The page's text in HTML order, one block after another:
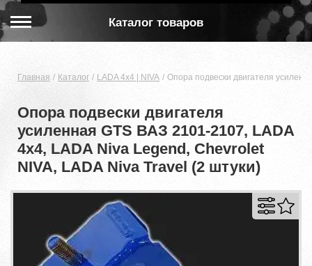
Каталог товаров
Главная Каталог LADA 4x4 | NIVA Опора подвески двигателя
Опора подвески двигателя
усиленная GTS ВАЗ 2101-2107, LADA
4x4, LADA Niva Legend, Chevrolet
NIVA, LADA Niva Travel (2 штуки)